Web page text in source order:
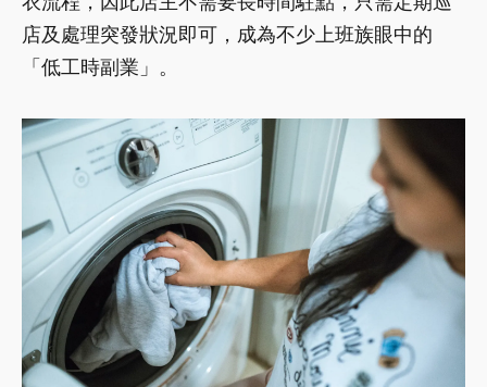
店及處理突發狀況即可，成為不少上班族眼中的
「低工時副業」。